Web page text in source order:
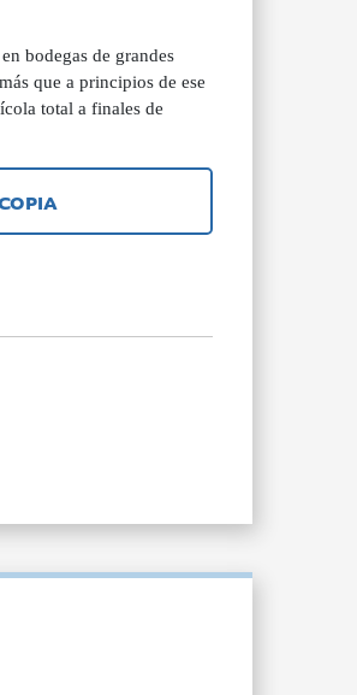
bodegas de grandes
que a principios de ese
total a finales de